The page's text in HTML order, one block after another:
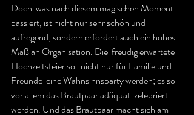
Doch  was nach diesem magischen Moment
passiert, ist nicht nur sehr schön und
aufregend, sondern erfordert auch ein hohes
Maß an Organisation. Die  freudig erwartete
Hochzeitsfeier soll nicht nur für Familie und
Freunde  eine Wahnsinnsparty werden; es soll
vor allem das Brautpaar adäquat  zelebriert
werden. Und das Brautpaar macht sich am